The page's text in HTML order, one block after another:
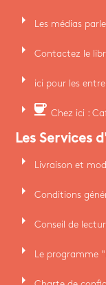
arrow_right Les médias
arrow_right Contactez le
arrow_right ici pour les
arrow_right coffee Chez ici :
Les Services
arrow_right Livraison et
arrow_right Conditions
arrow_right Conseil de
arrow_right Le programme
arrow_right